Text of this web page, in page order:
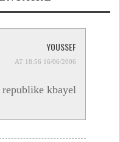
YOUSSEF
16/06/2006 AT 18:56
kbayel